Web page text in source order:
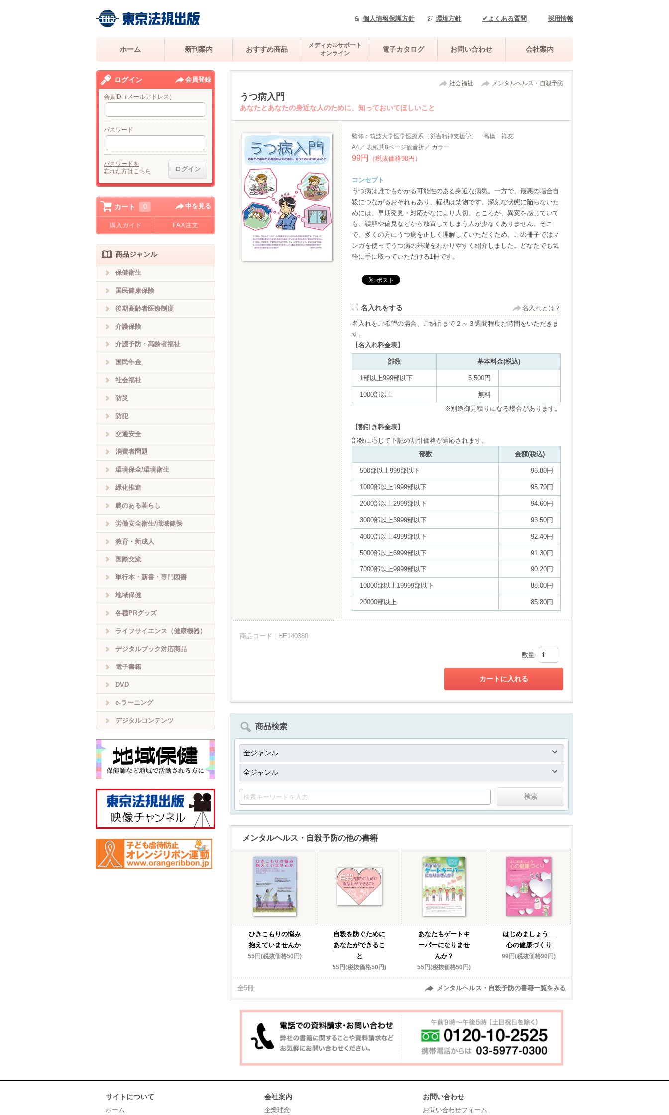
個人情報保護方針 環境方針 ✔よくある質問 採用情報
ホーム 新刊案内 おすすめ商品
メディカルサポート
オンライン
電子カタログ お問い合わせ 会社案内
社会福祉 メンタルヘルス・自殺予防
うつ病入門
あなたとあなたの身近な人のために、知っておいてほしいこと
監修：筑波大学医学医療系（災害精神支援学） 高橋 祥友
A4／ 表紙共8ページ観音折／ カラー
99円 （税抜価格90円）
コンセプト
うつ病は誰でもかかる可能性のある身近な病気。一方で、最悪の場合自
殺につながるおそれもあり、軽視は禁物です。深刻な状態に陥らないた
めには、早期発見・対応がなにより大切。ところが、異変を感じていて
も、誤解や偏見などから放置してしまう人が少なくありません。そこ
で、多くの方にうつ病を正しく理解していただくため、この冊子ではマ
ンガを使ってうつ病の基礎をわかりやすく紹介しました。どなたでも気
軽に手に取っていただける1冊です。
名入れをする 名入れとは？
名入れをご希望の場合、ご納品まで２～３週間程度お時間をいただきま
す。
【名入れ料金表】
部数 基本料金(税込)
1部以上999部以下 5,500円
1000部以上
無料
※別途御見積りになる場合があります。
【割引き料金表】
部数に応じて下記の割引価格が適応されます。
部数
金額(税込)
500部以上999部以下 96.80円
1000部以上1999部以下 95.70円
2000部以上2999部以下 94.60円
3000部以上3999部以下 93.50円
4000部以上4999部以下 92.40円
5000部以上6999部以下 91.30円
7000部以上9999部以下 90.20円
10000部以上19999部以下 88.00円
20000部以上 85.80円
商品コード : HE140380
数量:
商品検索
メンタルヘルス・自殺予防の他の書籍
ひきこもりの悩み
抱えていませんか
55円(税抜価格50円)
自殺を防ぐために
あなたができるこ
と
55円(税抜価格50円)
あなたもゲートキ
ーパーになりませ
んか？
55円(税抜価格50円)
はじめましょう
心の健康づくり
99円(税抜価格90円)
全5冊 メンタルヘルス・自殺予防の書籍一覧をみる
ログイン 会員登録
会員ID（メールアドレス）
パスワード
パスワードを
忘れた方はこちら
カート 0 中を見る
購入ガイド FAX注文
商品ジャンル
保健衛生
国民健康保険
後期高齢者医療制度
介護保険
介護予防・高齢者福祉
国民年金
社会福祉
防災
防犯
交通安全
消費者問題
環境保全/環境衛生
緑化推進
農のある暮らし
労働安全衛生/職域健保
教育・新成人
国際交流
単行本・新書・専門図書
地域保健
各種PRグッズ
ライフサイエンス（健康機器）
デジタルブック対応商品
電子書籍
DVD
e-ラーニング
デジタルコンテンツ
サイトについて
ホーム
会社案内
企業理念
お問い合わせ
お問い合わせフォーム